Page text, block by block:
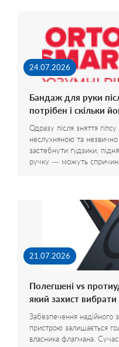
24.07.2026
Бандаж для руки
потрібен і скільки
Одразу після зняття
неслухняною та
застебнути ґудзики,
ручку — можуть
21.07.2026
Полегшені vs
який захист
Забезпечення надійного
пристрою залишається
власника флагмана.